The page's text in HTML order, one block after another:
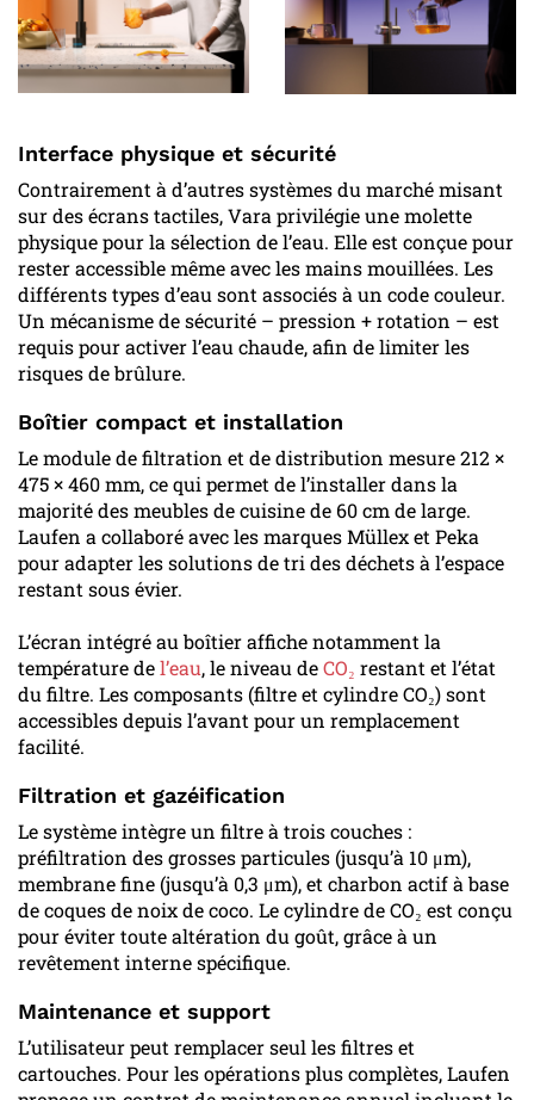
Interface physique et sécurité
Contrairement à d’autres systèmes du marché misant
sur des écrans tactiles, Vara privilégie une molette
physique pour la sélection de l’eau. Elle est conçue pour
rester accessible même avec les mains mouillées. Les
différents types d’eau sont associés à un code couleur.
Un mécanisme de sécurité – pression + rotation – est
requis pour activer l’eau chaude, afin de limiter les
risques de brûlure.
Boîtier compact et installation
Le module de filtration et de distribution mesure 212 ×
475 × 460 mm, ce qui permet de l’installer dans la
majorité des meubles de cuisine de 60 cm de large.
Laufen a collaboré avec les marques Müllex et Peka
pour adapter les solutions de tri des déchets à l’espace
restant sous évier.
L’écran intégré au boîtier affiche notamment la
température del’eau, le niveau deCO₂ restant et l’état
du filtre. Les composants (filtre et cylindre CO₂) sont
accessibles depuis l’avant pour un remplacement
facilité.
Filtration et gazéification
Le système intègre un filtre à trois couches :
préfiltration des grosses particules (jusqu’à 10 μm),
membrane fine (jusqu’à 0,3 μm), et charbon actif à base
de coques de noix de coco. Le cylindre de CO₂ est conçu
pour éviter toute altération du goût, grâce à un
revêtement interne spécifique.
Maintenance et support
L’utilisateur peut remplacer seul les filtres et
cartouches. Pour les opérations plus complètes, Laufen